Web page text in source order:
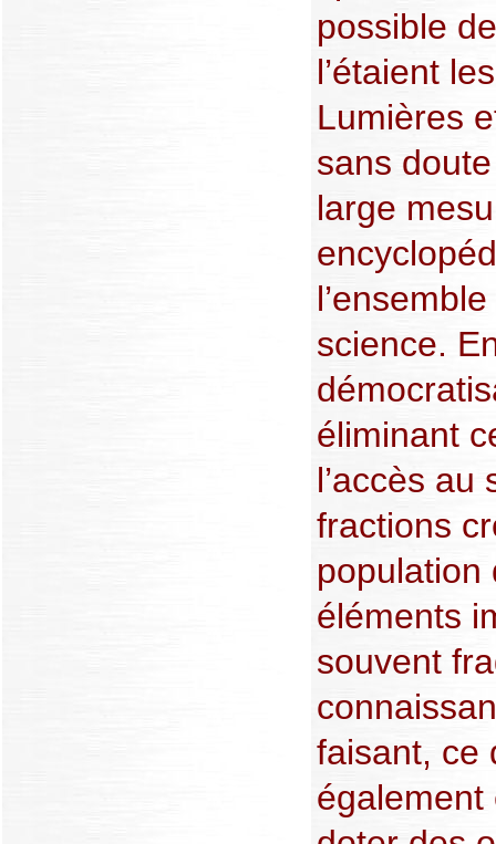
possible
l’étaient
Lumières
sans
large
science.
éliminant
l’accès au
fractions
population
éléments
souvent
faisant, ce
également